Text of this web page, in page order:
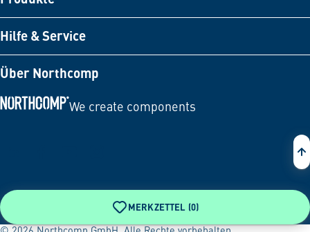
Hilfe & Service
Über Northcomp
We create components
MERKZETTEL (0)